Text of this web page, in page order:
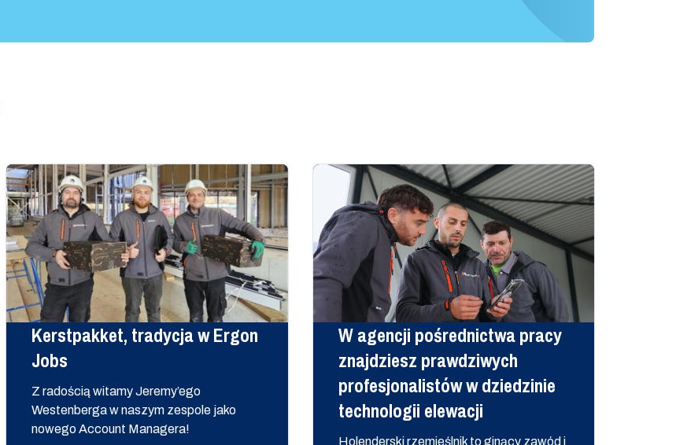
Kerstpakket, tradycja w Ergon
Jobs
Z radością witamy Jeremy’ego
Westenberga w naszym zespole jako
nowego Account Managera!
W agencji pośrednictwa pracy
znajdziesz prawdziwych
profesjonalistów w dziedzinie
technologii elewacji
Holenderski rzemieślnik to ginący zawód i